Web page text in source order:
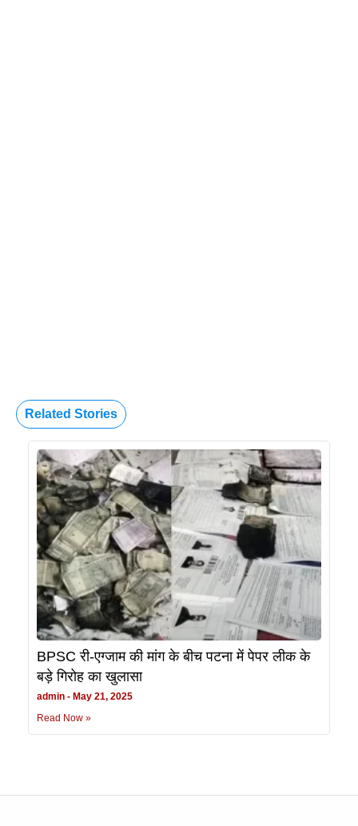
Related Stories
BPSC री-एग्जाम की मांग के बीच पटना में पेपर लीक के
बड़े गिरोह का खुलासा
admin
May 21, 2025
Read Now »